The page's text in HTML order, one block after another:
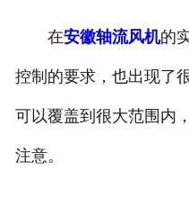
在安徽轴流风机的
控制的要求，也出现了
可以覆盖到很大范围内
注意。